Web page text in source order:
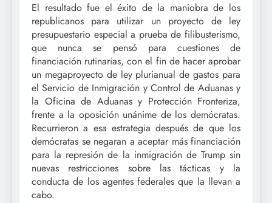
El resultado fue el éxito de la maniobra de los
republicanos para utilizar un proyecto de ley
presupuestario especial a prueba de filibusterismo,
que nunca se pensó para cuestiones de
financiación rutinarias, con el fin de hacer aprobar
un megaproyecto de ley plurianual de gastos para
el Servicio de Inmigración y Control de Aduanas y
la Oficina de Aduanas y Protección Fronteriza,
frente a la oposición unánime de los demócratas.
Recurrieron a esa estrategia después de que los
demócratas se negaran a aceptar más financiación
para la represión de la inmigración de Trump sin
nuevas restricciones sobre las tácticas y la
conducta de los agentes federales que la llevan a
cabo.